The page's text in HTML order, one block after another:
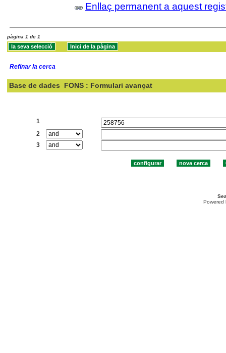
Enllaç permanent a aquest
pàgina 1 de 1
Refinar la cerca
Base de dades FONS : Formulari avançat
1
2
3